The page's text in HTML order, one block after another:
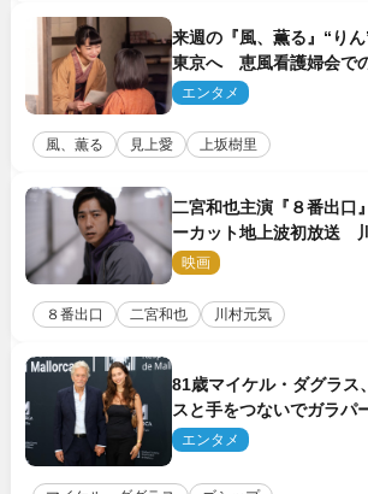
来週の『風、薫る』“り
東京へ 恵風看護婦会で
エンタメ
風、薫る 見上愛 上坂樹里
二宮和也主演『８番出口
ーカット地上波初放送
コメント到着
映画
８番出口 二宮和也 川村元気
81歳マイケル・ダグラス
スと手をつないでガラパ
エンタメ